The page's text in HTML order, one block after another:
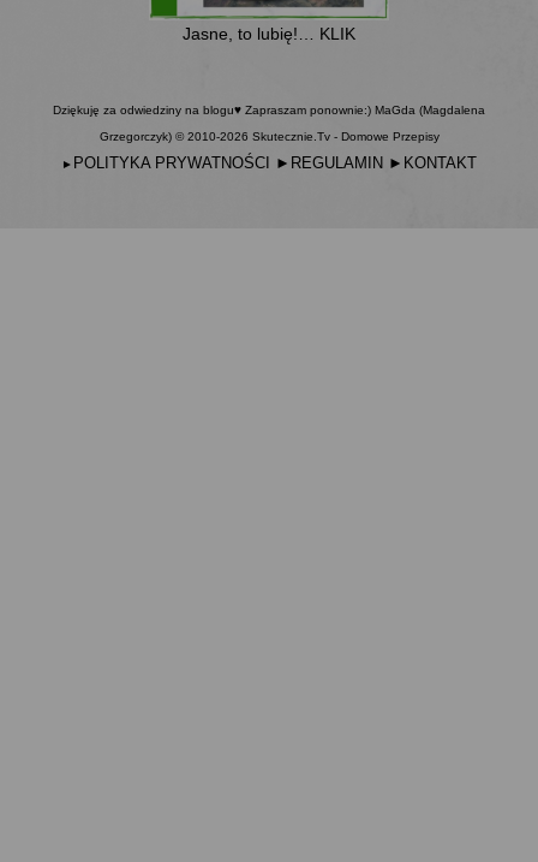
Jasne, to lubię!… KLIK
Dziękuję za odwiedziny na blogu♥ Zapraszam ponownie:) MaGda (Magdalena
Grzegorczyk) © 2010-2026 Skutecznie.Tv - Domowe Przepisy
► POLITYKA PRYWATNOŚCI ► REGULAMIN ► KONTAKT